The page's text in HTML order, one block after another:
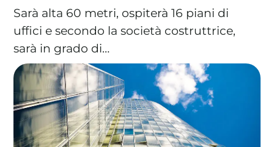
CONTATTI
PASSA A WEFORGREEN
Sarà alta 60 metri, ospiterà 16 piani di
uffici e secondo la società costruttrice,
sarà in grado di…